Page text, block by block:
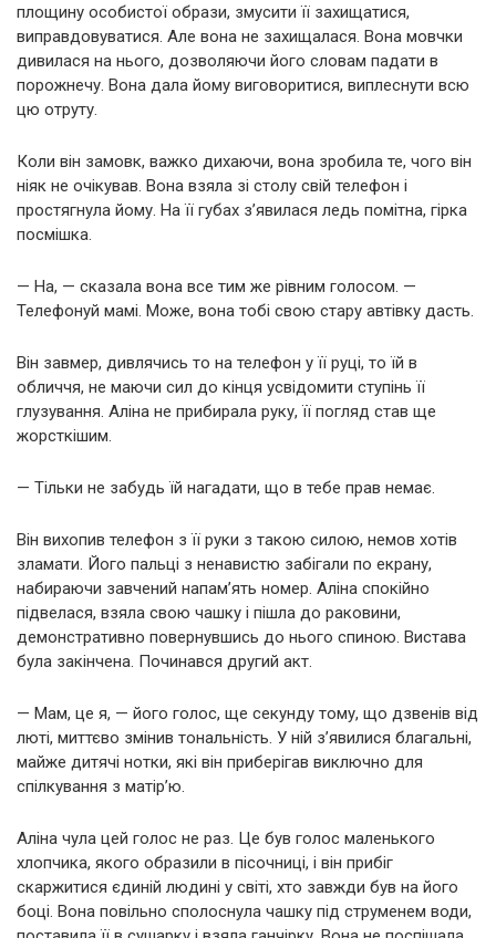
площину особистої образи, змусити її захищатися,
виправдовуватися. Але вона не захищалася. Вона мовчки
дивилася на нього, дозволяючи його словам падати в
порожнечу. Вона дала йому виговоритися, виплеснути всю
цю отруту.
Коли він замовк, важко дихаючи, вона зробила те, чого він
ніяк не очікував. Вона взяла зі столу свій телефон і
простягнула йому. На її губах з’явилася ледь помітна, гірка
посмішка.
— На, — сказала вона все тим же рівним голосом. —
Телефонуй мамі. Може, вона тобі свою стару автівку дасть.
Він завмер, дивлячись то на телефон у її руці, то їй в
обличчя, не маючи сил до кінця усвідомити ступінь її
глузування. Аліна не прибирала руку, її погляд став ще
жорсткішим.
— Тільки не забудь їй нагадати, що в тебе прав немає.
Він вихопив телефон з її руки з такою силою, немов хотів
зламати. Його пальці з ненавистю забігали по екрану,
набираючи завчений напам’ять номер. Аліна спокійно
підвелася, взяла свою чашку і пішла до раковини,
демонстративно повернувшись до нього спиною. Вистава
була закінчена. Починався другий акт.
— Мам, це я, — його голос, ще секунду тому, що дзвенів від
люті, миттєво змінив тональність. У ній з’явилися благальні,
майже дитячі нотки, які він приберігав виключно для
спілкування з матір’ю.
Аліна чула цей голос не раз. Це був голос маленького
хлопчика, якого образили в пісочниці, і він прибіг
скаржитися єдиній людині у світі, хто завжди був на його
боці. Вона повільно сполоснула чашку під струменем води,